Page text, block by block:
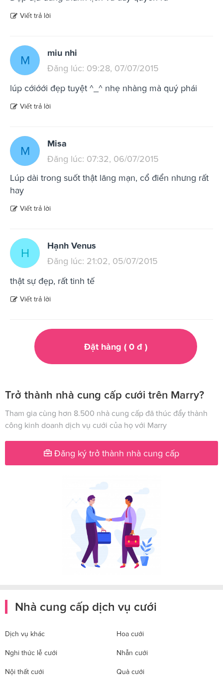
Viết trả lời
M
miu nhi
Đăng lúc: 09:28, 07/07/2015
lúp cớiớới đẹp tuyệt ^_^ nhẹ nhàng mà quý phái
Viết trả lời
M
Misa
Đăng lúc: 07:32, 06/07/2015
Lúp dài trong suốt thật lãng mạn, cổ điển nhưng rất
hay
Viết trả lời
H
Hạnh Venus
Đăng lúc: 21:02, 05/07/2015
thật sự đẹp, rất tinh tế
Viết trả lời
Đặt hàng ( 0đ )
Trở thành nhà cung cấp cưới trên Marry?
Tham gia cùng hơn 8.500 nhà cung cấp đã thúc đẩy thành
công kinh doanh dịch vụ cưới của họ với Marry
Đăng ký trở thành nhà cung cấp
Nhà cung cấp dịch vụ cưới
Dịch vụ khác Hoa cưới
Nghi thức lễ cưới Nhẫn cưới
Nội thất cưới Quà cưới